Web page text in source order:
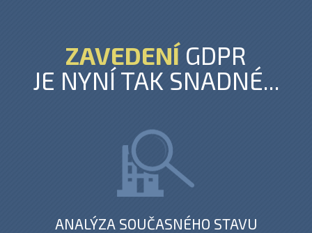
ZAVEDENÍ GDPR
JE NYNÍ TAK SNADNÉ...
ANALÝZA SOUČASNÉHO STAVU